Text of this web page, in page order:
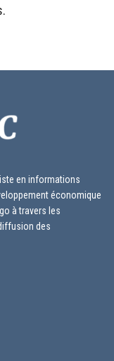
en informations
économique
à travers les
des